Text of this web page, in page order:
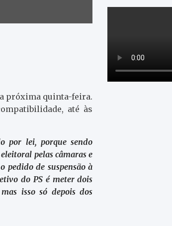
próxima quinta-feira.
até às
por lei, porque sendo
pelas câmaras e
pedido de suspensão à
do PS é meter dois
isso só depois dos